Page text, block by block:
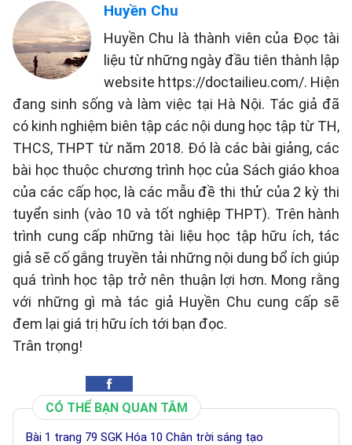
Huyền Chu
Huyền Chu là thành viên của Đọc tài
liệu từ những ngày đầu tiên thành lập
website https://doctailieu.com/. Hiện
đang sinh sống và làm việc tại Hà Nội. Tác giả đã
có kinh nghiệm biên tập các nội dung học tập từ TH,
THCS, THPT từ năm 2018. Đó là các bài giảng, các
bài học thuộc chương trình học của Sách giáo khoa
của các cấp học, là các mẫu đề thi thử của 2 kỳ thi
tuyển sinh (vào 10 và tốt nghiệp THPT). Trên hành
trình cung cấp những tài liệu học tập hữu ích, tác
giả sẽ cố gắng truyền tải những nội dung bổ ích giúp
quá trình học tập trở nên thuận lợi hơn. Mong rằng
với những gì mà tác giả Huyền Chu cung cấp sẽ
đem lại giá trị hữu ích tới bạn đọc.
Trân trọng!
CÓ THỂ BẠN QUAN TÂM
Bài 1 trang 79 SGK Hóa 10 Chân trời sáng tạo